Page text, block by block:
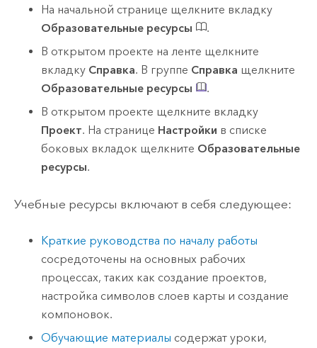
На начальной странице щелкните вкладку
Образовательные ресурсы
.
В открытом проекте на ленте щелкните
вкладку Справка. В группе Справка щелкните
Образовательные ресурсы
.
В открытом проекте щелкните вкладку
Проект. На странице Настройки в списке
боковых вкладок щелкните Образовательные
ресурсы.
Учебные ресурсы включают в себя следующее:
Краткие руководства по началу работы
сосредоточены на основных рабочих
процессах, таких как создание проектов,
настройка символов слоев карты и создание
компоновок.
Обучающие материалы содержат уроки,